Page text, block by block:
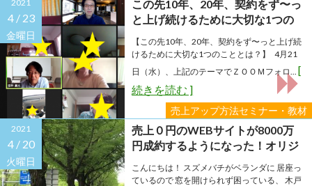
2021
4 / 23
金曜日
売上アップ方法セミナー・教材
この先10年、20年、契約をず〜っ
と上げ続けるために大切な1つの
こととは？
【この先10年、20年、契約をず〜っと上げ続
けるために大切な1つのこととは？】 4月21
日（水）、上記のテーマでＺＯＯＭフォロ... [
続きを読む ]
2021
4 / 20
火曜日
売上０円のWEBサイトが8000万
円成約するようになった！オリジ
ナル・ストーリー完成セミナーの
お知らせ
こんにちは！ スズメバチがベランダに 居座っ
ているので 窓を開けられず困っている、 木戸